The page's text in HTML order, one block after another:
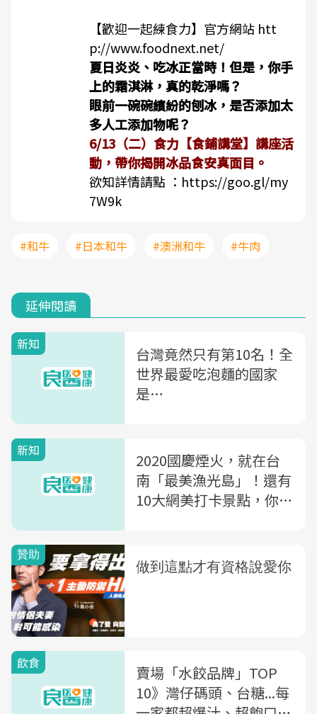
【歡迎一起練食力】官方網站 htt
p://www.foodnext.net/
夏日炎炎、吃冰正當時！但是，你手
上的霜淇淋，真的乾淨嗎？
眼前一碗碗繽紛的刨冰，是否添加太
多人工添加物呢？
6/13（二）食力【食鋪講堂】講座活
動，帶你揭開冰品食安真面目。
欲知詳情請點 ： https://goo.gl/my
7W9k
#和牛 #日本和牛 #澳洲和牛 #牛肉
延伸閱讀
新知
台灣竟然只有第10名！全
世界最愛吃泡麵的國家
是…
新知
2020國慶煙火，就在台
南「最美漁光島」！還有
10大網美打卡景點，你想
飲食
賣場「水餃品牌」TOP
10》灣仔碼頭、台糖...每